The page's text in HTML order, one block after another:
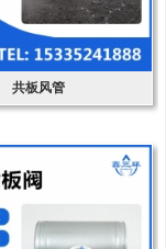
共板风管